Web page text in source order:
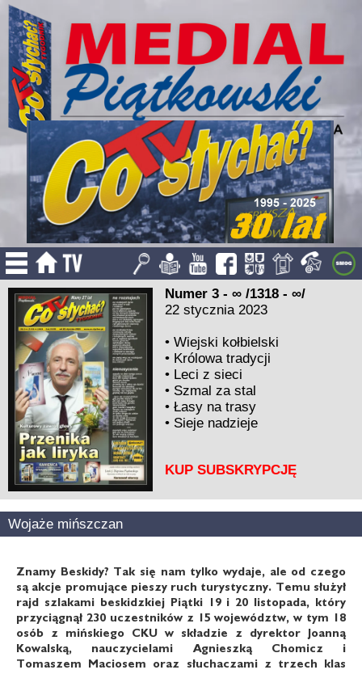
Numer 3 - ∞ /1318 - ∞/
22 stycznia 2023
•Wiejski kołbielski
• Królowa tradycji
• Leci z sieci
• Szmal za stal
•Łasy na trasy
• Sieje nadzieje
KUP SUBSKRYPCJĘ
Wojaże mińszczan
Znamy Beskidy? Tak się nam tylko wydaje, ale od czego
są akcje promujące pieszy ruch turystyczny. Temu służył
rajd szlakami beskidzkiej Piątki 19 i 20 listopada, który
przyciągnął 230 uczestników z 15 województw, w tym 18
osób z mińskiego CKU w składzie z dyrektor Joanną
Kowalską, nauczycielami Agnieszką Chomicz i
Tomaszem Maciosem oraz słuchaczami z trzech klas